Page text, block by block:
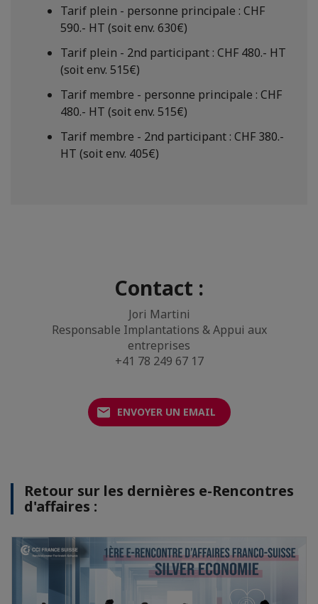
Tarif plein - personne principale : CHF
590.- HT (soit env. 630€)
Tarif plein - 2nd participant : CHF 480.- HT
(soit env. 515€)
Tarif membre - personne principale : CHF
480.- HT (soit env. 515€)
Tarif membre - 2nd participant : CHF 380.-
HT (soit env. 405€)
Contact :
Jori Martini
Responsable Implantations & Appui aux
entreprises
+41 78 249 67 17
ENVOYER UN EMAIL
Retour sur les dernières e-Rencontres
d'affaires :